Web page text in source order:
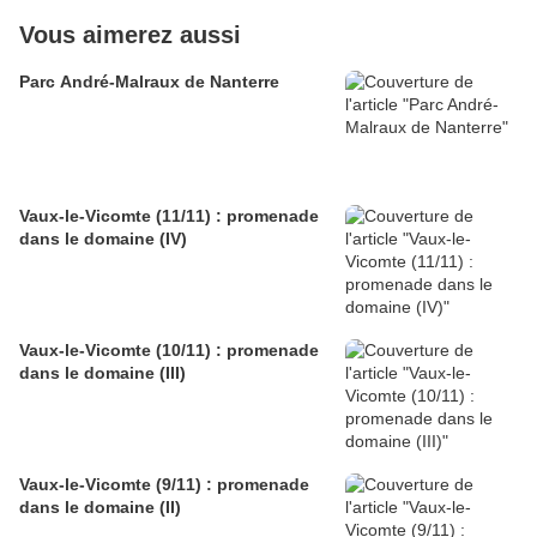
Vous aimerez aussi
Parc André-Malraux de Nanterre
Vaux-le-Vicomte (11/11) : promenade
dans le domaine (IV)
Vaux-le-Vicomte (10/11) : promenade
dans le domaine (III)
Vaux-le-Vicomte (9/11) : promenade
dans le domaine (II)